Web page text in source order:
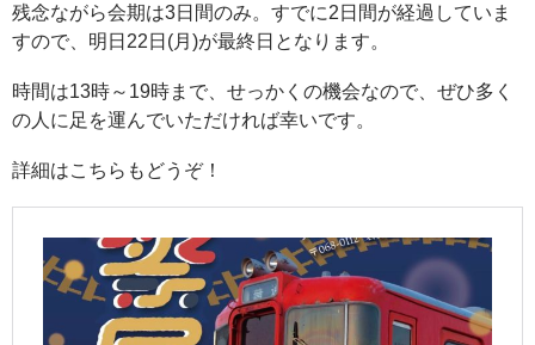
残念ながら会期は3日間のみ。すでに2日間が経過していま
すので、明日22日(月)が最終日となります。
時間は13時～19時まで、せっかくの機会なので、ぜひ多く
の人に足を運んでいただければ幸いです。
詳細はこちらもどうぞ！